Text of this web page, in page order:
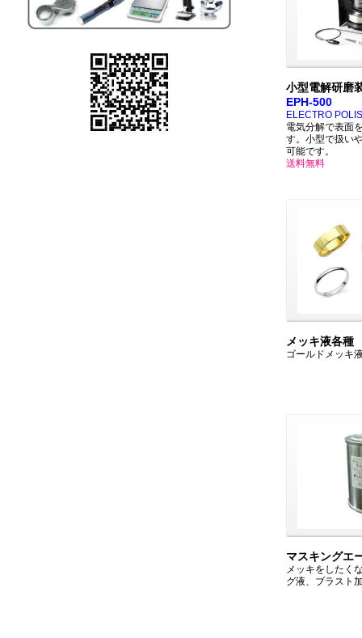
小型電解研磨
EPH-500
ELECTRO
電気分解で表面
す。小型で扱い
可能です。
送料無料
メッキ液各種
ゴールドメッキ
マスキングエ
メッキをしたく
グ液、ブラスト